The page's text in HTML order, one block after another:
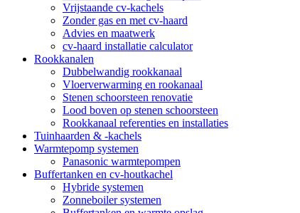
Vrijstaande cv-kachels
Zonder gas en met cv-haard
Advies en maatwerk
cv-haard installatie calculator
Rookkanalen
Dubbelwandig rookkanaal
Vloerverwarming en rookanaal
Stenen schoorsteen renovatie
Lood boven op stenen schoorsteen
Rookkanaal referenties en installaties
Tuinhaarden & -kachels
Warmtepomp systemen
Panasonic warmtepompen
Buffertanken en cv-houtkachel
Hybride systemen
Zonneboiler systemen